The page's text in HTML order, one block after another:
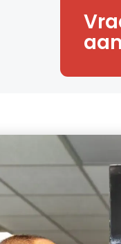
of
aan